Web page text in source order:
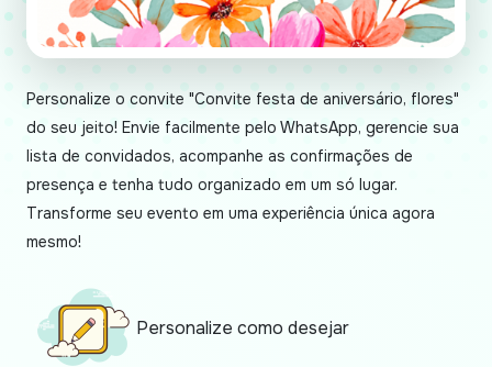
Personalize o convite "Convite festa de aniversário, flores"
do seu jeito! Envie facilmente pelo WhatsApp, gerencie sua
lista de convidados, acompanhe as confirmações de
presença e tenha tudo organizado em um só lugar.
Transforme seu evento em uma experiência única agora
mesmo!
Personalize como desejar